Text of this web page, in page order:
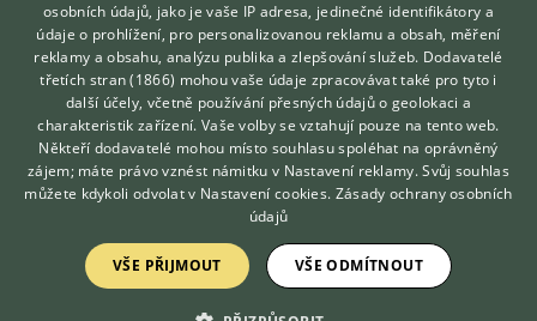
Puberta, výchova, výcvik
55 reakcí
3.2.2023 17:11
Granule HiQ/Bardog
5 reakcí
4.3.2021 15:00
Socializace u dospívajícího psa
Zobrazit více diskusí
Hledáte zvířecího kamaráda?
Zdarma vám poradí
VETERINÁŘ ONLINE
KONZULTOVAT S
VETERINÁŘEM
osobních údajů, jako je vaše IP adresa, jedinečné identifikátory a
údaje o prohlížení, pro personalizovanou reklamu a obsah, měření
reklamy a obsahu, analýzu publika a zlepšování služeb. Dodavatelé
třetích stran (1866) mohou vaše údaje zpracovávat také pro tyto i
další účely, včetně používání přesných údajů o geolokaci a
charakteristik zařízení. Vaše volby se vztahují pouze na tento web.
Někteří dodavatelé mohou místo souhlasu spoléhat na oprávněný
zájem; máte právo vznést námitku v Nastavení reklamy. Svůj souhlas
můžete kdykoli odvolat v Nastavení cookies. Zásady ochrany osobních
údajů
VŠE PŘIJMOUT VŠE ODMÍTNOUT